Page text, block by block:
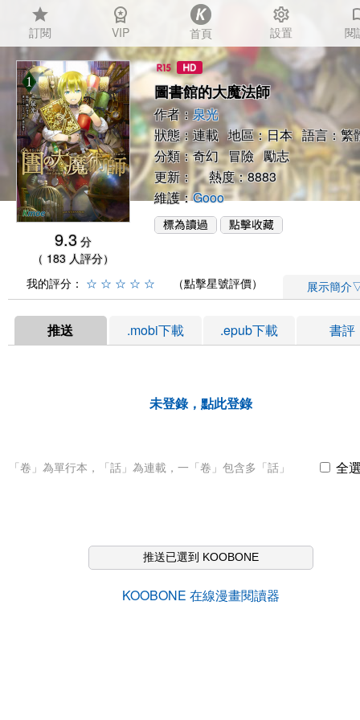
star
訂閱
workspace_premium
VIP 首頁
settings
設置 閱
9.3 分
（ 183 人評分）
圖書館的大魔法師
作者：泉光
狀態：連載 地區：日本 語言：繁
分類：奇幻 冒險 勵志
更新： 熱度：8883
維護：Gooo
我的評分： ☆ ☆ ☆ ☆ ☆ （點擊星號評價） 展示簡介
推送 .mobi下載 .epub下載 書評
未登錄，點此登錄
「卷」為單行本，「話」為連載，一「卷」包含多「話」 全
推送已選到 KOOBONE
KOOBONE 在線漫畫閱讀器